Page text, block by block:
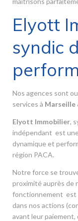
Elyott
syndic
Nos agences sont
services à Marseille
Elyott Immobilier,
indépendant est
dynamique et
région PACA.
Notre force se
proximité auprès de
fonctionnement est
dans nos actions
avant leur